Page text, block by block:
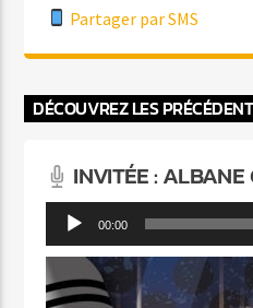
Partager par SMS
DÉCOUVREZ LES
INVITÉE : ALBANE
Lecteur
audio
00:00